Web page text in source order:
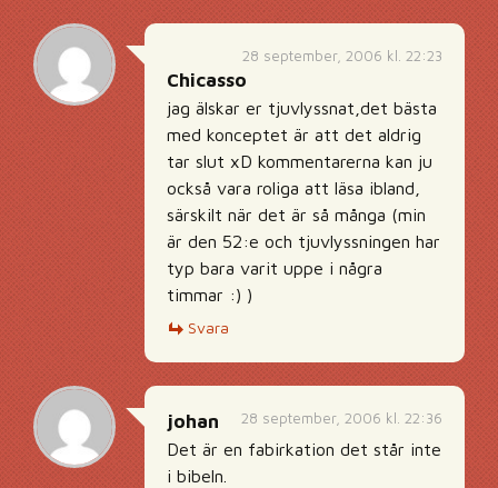
28 september, 2006 kl. 22:23
Chicasso
jag älskar er tjuvlyssnat,det bästa
med konceptet är att det aldrig
tar slut xD kommentarerna kan ju
också vara roliga att läsa ibland,
särskilt när det är så många (min
är den 52:e och tjuvlyssningen har
typ bara varit uppe i några
timmar :) )
Svara
28 september, 2006 kl. 22:36
johan
Det är en fabirkation det står inte
i bibeln.